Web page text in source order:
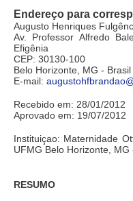
Endereço para
Augusto Henriques
Av. Professor Alfredo
Efigênia
CEP: 30130-100
Belo Horizonte, MG - Brasil
E-mail:
Recebido em: 28/01/2012
Aprovado em: 19/07/2012
Instituiçao: Maternidade
UFMG Belo Horizonte, MG
RESUMO